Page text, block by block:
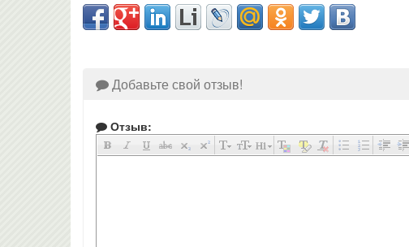
Добавьте свой отзыв!
Отзыв: